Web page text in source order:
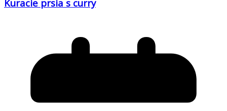
Kuracie prsia s curry